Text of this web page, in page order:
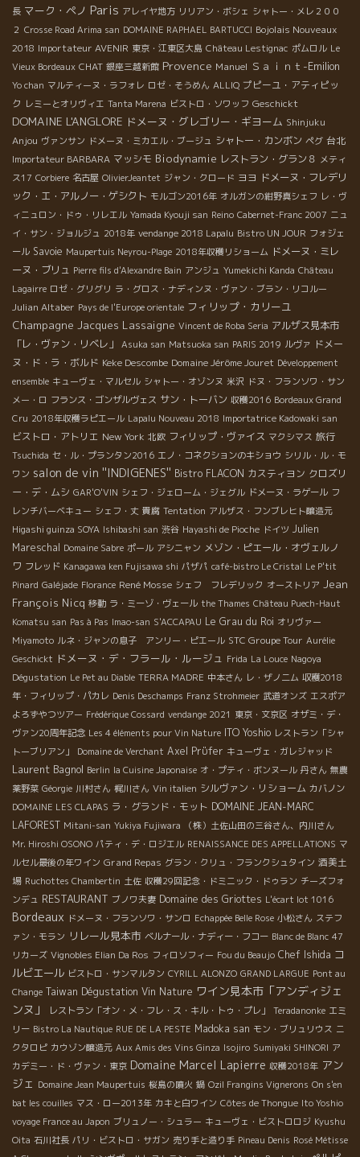
長 マーク・ペノ Paris アレイヤ地方 リリアン・ボシェ シャトー・メレ２００
２ Crosse Road Arima san DOMAINE RAPHAEL BARTUCCI Bojolais Nouveaux
2018 Importateur AVENIR 東京・江東区大島 Château Lestignac ポムロル Le
Vieux Bordeaux CHAT 銀座三越新館 Provence Manuel Ｓａｉｎｔ-Emilion
Yo chan マルティーヌ・ラフォレ ロゼ・そうめん ALLIQ プピーユ・アティピッ
ク レミーとオリヴィエ Tanta Marena ビストロ・ソワッフ Geschickt
DOMAINE L'ANGLORE ドメーヌ・グレゴリー・ギヨーム Shinjuku
Anjou ヴァンサン ドメーヌ・ミカエル・ブージュ シャトー・カンボン ペグ 台北
Importateur BARBARA マッシモ Biodynamie レストラン・グラン８ メティ
ス17 Corbiere 名古屋 OlivierJeantet ジャン・クロード ヨヨ ドメーヌ・フレデリ
ック・エ・アルノー・ゲシクト モルゴン2016年 オルガンの紺野真シェフ レ・ヴ
ィニュロン・ドゥ・リレエル Yamada Kyouji san Reino Cabernet-Franc 2007 ニュ
イ・サン・ジョルジュ 2018年 vendange 2018 Lapalu Bistro UN JOUR フォジェ
ール Savoie Maupertuis Neyrou-Plage 2018年収穫リショーム ドメーヌ・ミレ
ーヌ・ブリュ Pierre fils d'Alexandre Bain アンジュ Yumekichi Kanda Château
Lagairre ロゼ・グリグリ ラ・グロス・ナディンヌ・ヴァン・ブラン・リコルー
Julian Altaber Pays de l'Europe orientale フィリップ・カリーユ
Champagne Jacques Lassaigne Vincent de Roba Seria アルザス見本市
「レ・ヴァン・リベレ」
Asuka san Matsuoka san PARIS 2019 ルヴァ ドメー
ヌ・ド・ラ・ボルド Keke Descombe Domaine Jérôme Jouret Développement
ensemble キューヴェ・マルセル シャトー・オゾンヌ 米沢 ドヌ・フランソワ・サン
メー・ロ フランス・ゴンザルヴェス サン・トーバン 収穫2016 Bordeaux Grand
Cru 2018年収穫ラピエール Lapalu Nouveau 2018 Importatrice Kadowaki san
ビストロ・アトリエ New York 北欧 フィリップ・ヴァイス マクシマス 旅行
Tsuchida セ・ル・プランタン2016 エノ・コネクションのキショウ シリル・ル・モ
ワン salon de vin ''INDIGENES'' Bistro FLACON カスティヨン クロズリ
ー・デ・ムシ GAR'O'VIN シェフ・ジェローム・ジェグル ドメーヌ・ラゲール フ
レンチバーベキュー シェフ・丈 貴腐 Tentation アルザス・フンブレヒト醸造元
Higashi guinza SOYA Ishibashi san 渋谷 Hayashi de Pioche ドイツ Julien
Mareschal Domaine Sabre ポール アシニャン メゾン・ピエール・オヴェルノ
ワ フレッド Kanagawa ken Fujisawa shi パザパ café-bistro Le Cristal Le P'tit
Pinard Galéjade Florance René Mosse シェフ フレデリック オーストリア Jean
François Nicq 移動 ラ・ミーゾ・ヴェール the Thames Château Puech-Haut
Komatsu san Pas à Pas Imao-san S'ACCAPAU Le Grau du Roi オリヴァー
Miyamoto ルネ・ジャンの息子 アンリー・ピエール STC Groupe Tour Aurélie
Geschickt ドメーヌ・デ・フラール・ルージュ Frida La Louce Nagoya
Dégustation Le Pet au Diable TERRA MADRE 中本さん レ・ザノ二ム 収穫2018
年・フィリップ・パカレ Denis Deschamps Franz Strohmeier 武道オンズ エスポア
よろずやつツアー Frédérique Cossard vendange 2021 東京・文京区 オザミ・デ・
ヴァン20周年記念 Les 4 éléments pour Vin Nature ITO Yoshio レストラン「シャ
トーブリアン」
Domaine de Verchant Axel Prϋfer キューヴェ・ガレジャッド
Laurent Bagnol Berlin la Cuisine Japonaise オ・プティ・ボンヌール 丹さん 無農
薬野菜 Géorgie 川村さん 梶川さん Vin italien シルヴァン・リショーム カバノン
DOMAINE LES CLAPAS ラ・グランド・モット DOMAINE JEAN-MARC
LAFOREST Mitani-san Yukiya Fujiwara
（株）土佐山田の三谷さん、内川さん
Mr. Hiroshi OSONO パティ・デ・ロジエル RENAISSANCE DES APPELLATIONS マ
ルセル最後の年ワイン Grand Repas グラン・クリュ・フランクシュタイン 酒美土
場 Ruchottes Chambertin 土佐 収穫29回記念・ドミニック・ドゥラン チーズフォ
ンデュ RESTAURANT ブノワ夫妻 Domaine des Griottes L'écart lot 1016
Bordeaux ドメーヌ・フランソワ・サンロ Echappée Belle Rose 小松さん ステフ
ァン・モラン リレール見本市 ベルナール・ナディー・フコー Blanc de Blanc 47
リカーズ Vignobles Elian Da Ros フィロソフィー Fou du Beaujo Chef Ishida コ
ルビエール ビストロ・サンマルタン CYRILL ALONZO GRAND LARGUE Pont au
Change Taiwan Dégustation Vin Nature ワイン見本市「アンディジェ
ンヌ」
レストラン「オン・メ・フレ・ス・キル・トゥ・プレ」 Teradanonke エミ
リー Bistro La Nautique RUE DE LA PESTE Madoka san モン・ブリュリウス ニ
クタロピ カウゾン醸造元 Aux Amis des Vins Ginza Isojiro Sumiyaki SHINORI ア
カデミー・ド・ヴァン・東京 Domaine Marcel Lapierre 収穫2018年 アン
ジェ Domaine Jean Maupertuis 桜島の噴火 鍋 Ozil Frangins Vignerons On s'en
bat les couilles マス・ロー2013年 カキと白ワイン Côtes de Thongue Ito Yoshio
voyage France au Japon ブリュノー・シュラー キューヴェ・ビストロロジ Kyushu
Oita 石川社長 パリ・ビストロ・サガン 売り手と造り手 Pineau Denis Rosé Métisse